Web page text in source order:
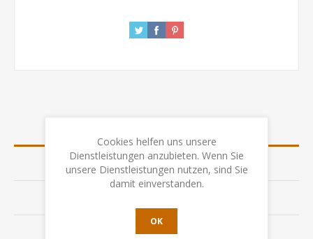
SPEZIFIKATION
KONTAKTIEREN SIE UNS
Cookies helfen uns unsere
Dienstleistungen anzubieten. Wenn Sie
unsere Dienstleistungen nutzen, sind Sie
damit einverstanden.
OK